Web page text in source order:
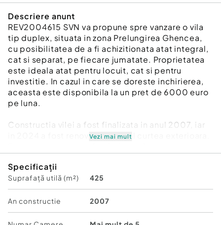
Descriere anunt
REV2004615 SVN va propune spre vanzare o vila
tip duplex, situata in zona Prelungirea Ghencea,
cu posibilitatea de a fi achizitionata atat integral,
cat si separat, pe fiecare jumatate. Proprietatea
este ideala atat pentru locuit, cat si pentru
investitie. In cazul in care se doreste inchirierea,
aceasta este disponibila la un pret de 6000 euro
pe luna.
Constructia vilei a fost finalizata in anul 2007, iar
in 2024 a fost renovata integral curtea exterioara.
avand un dosar de prosumator. In curte exista
doua puturi cu instalatii complete de filtrare si
tratare a apei, asigurand un sistem sustenabil si
independent de alimentare cu apa. De asemenea,
vila este dotata cu curent trifazic, oferind
eficienta in utilizarea energiei electrice.
Vezi mai mult
Specificații
Suprafață utilă (m²) 425
An constructie 2007